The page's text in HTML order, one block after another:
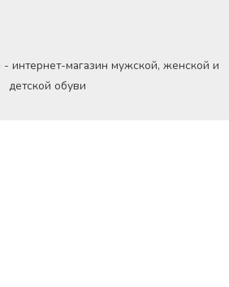
интернет-магазин мужской, женской и
детской обуви